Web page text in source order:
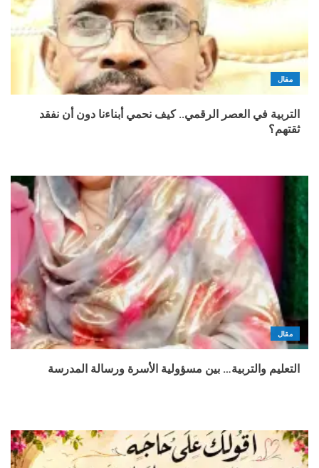
مقال
التربية في العصر الرقمي.. كيف نحمي أبناءنا دون أن نفقد
ثقتهم؟
مقال
التعليم والتربية… بين مسؤولية الأسرة ورسالة المدرسة